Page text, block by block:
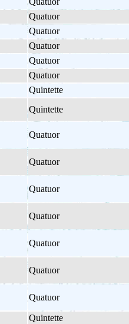
Quatuor
Quatuor
Quatuor
Quatuor
Quatuor
Quintette
Quintette
Quatuor
Quatuor
Quatuor
Quatuor
Quatuor
Quatuor
Quatuor
Quintette